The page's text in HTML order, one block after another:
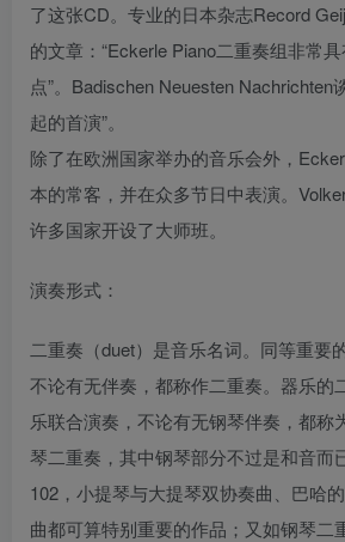
了这张CD。专业的日本杂志Record
的文章：“Eckerle Piano二重奏组非常
点”。Badischen Neuesten
起的首演”。
除了在欧洲国家举办的音乐会外，
本的常客，并在众多节日中表演。
许多国家开设了大师班。
演奏形式：
二重奏（duet）是音乐名词。同等重要
不论有无伴奏，都称作二重奏。器乐的
乐联合演奏，不论有无钢琴伴奏，都称
琴二重奏，其中钢琴部分不过是和音而
102，小提琴与大提琴双协奏曲、巴哈
曲都可算特别重要的作品；又如钢琴二